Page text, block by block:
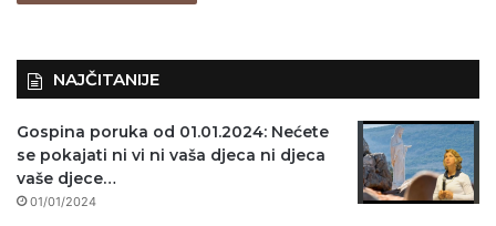
NAJČITANIJE
Gospina poruka od 01.01.2024: Nećete
se pokajati ni vi ni vaša djeca ni djeca
vaše djece…
01/01/2024